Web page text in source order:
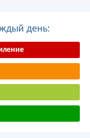
день: